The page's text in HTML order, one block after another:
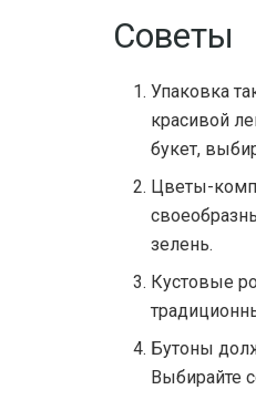
Советы
Упаковка
красивой
букет,
Цветы-
зелень.
Кустовые
Бутоны
Выбирайте